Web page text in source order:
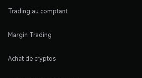
Trading au comptant
Margin Trading
Achat de cryptos